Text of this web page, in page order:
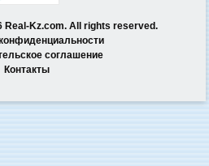
Real-Kz.com. All rights reserved.
соглашение
Контакты